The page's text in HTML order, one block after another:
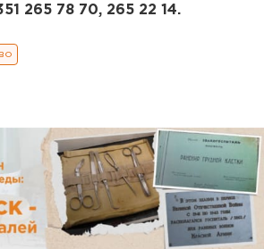
265 78 70, 265 22 14.